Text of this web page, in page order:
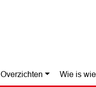
Overzichten Wie is wie